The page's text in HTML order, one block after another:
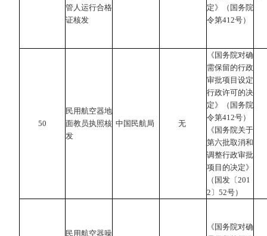
管人运行合格
证核发
定》（国务院
令第412号）
50
民用航空器地
面教员执照核
发
中国民航局 无
《国务院对确
需保留的行政
审批项目设定
行政许可的决
定》（国务院
令第412号）
《国务院关于
第六批取消和
调整行政审批
项目的决定》
（国发〔201
2〕52号）
民用航空器噪
《国务院对确